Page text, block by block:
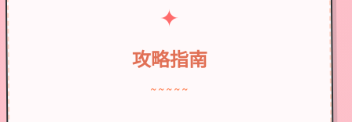
✦
攻略指南
~~~~~